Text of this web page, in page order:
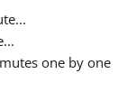
one by one